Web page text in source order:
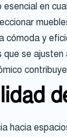
esencial en
cómoda y
se
hacia